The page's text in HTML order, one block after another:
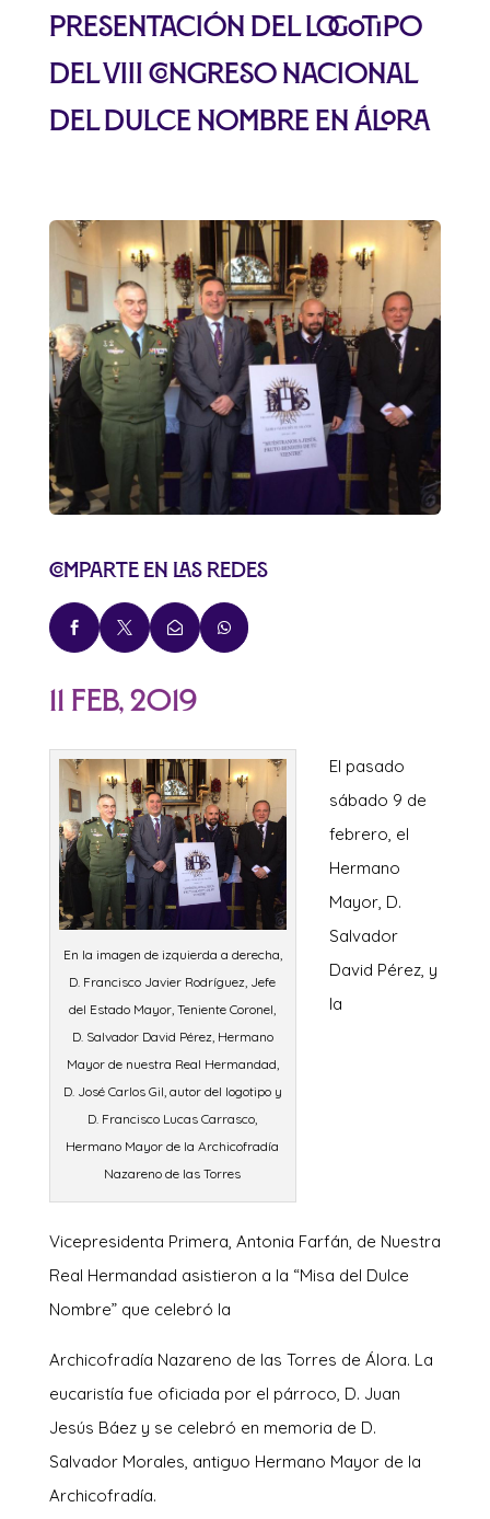
Presentación del logotipo
del VIII Congreso Nacional
del Dulce Nombre en Álora
Comparte en las redes
   
11 Feb, 2019
En la imagen de izquierda a derecha,
D. Francisco Javier Rodríguez, Jefe
del Estado Mayor, Teniente Coronel,
D. Salvador David Pérez, Hermano
Mayor de nuestra Real Hermandad,
D. José Carlos Gil, autor del logotipo y
D. Francisco Lucas Carrasco,
Hermano Mayor de la Archicofradía
Nazareno de las Torres
El pasado
sábado 9 de
febrero, el
Hermano
Mayor, D.
Salvador
David Pérez, y
la
Vicepresidenta Primera, Antonia Farfán, de Nuestra
Real Hermandad asistieron a la “Misa del Dulce
Nombre” que celebró la
Archicofradía Nazareno de las Torres de Álora. La
eucaristía fue oficiada por el párroco, D. Juan
Jesús Báez y se celebró en memoria de D.
Salvador Morales, antiguo Hermano Mayor de la
Archicofradía.